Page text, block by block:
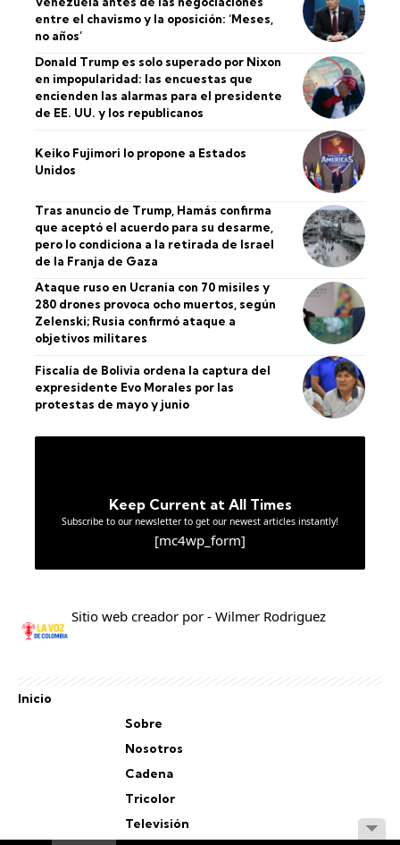
entre el chavismo y la oposición: ‘Meses,
no años’
Donald Trump es solo superado por Nixon
en impopularidad: las encuestas que
encienden las alarmas para el presidente
de EE. UU. y los republicanos
Keiko Fujimori lo propone a Estados
Unidos
Tras anuncio de Trump, Hamás confirma
que aceptó el acuerdo para su desarme,
pero lo condiciona a la retirada de Israel
de la Franja de Gaza
Ataque ruso en Ucrania con 70 misiles y
280 drones provoca ocho muertos, según
Zelenski; Rusia confirmó ataque a
objetivos militares
Fiscalía de Bolivia ordena la captura del
expresidente Evo Morales por las
protestas de mayo y junio
Keep Current at All Times
Subscribe to our newsletter to get our newest articles instantly!
[mc4wp_form]
Sitio web creador por - Wilmer Rodriguez
Inicio
Sobre
Nosotros
Cadena
Tricolor
Televisión